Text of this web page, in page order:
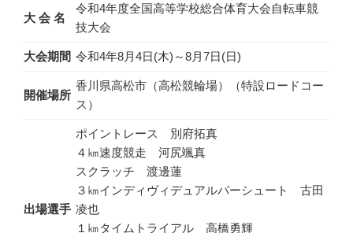
大 会 名
令和4年度全国高等学校総合体育大会自転車競
技大会
大会期間 令和4年8月4日(木)～8月7日(日)
開催場所
香川県高松市（高松競輪場）（特設ロードコー
ス）
出場選手
ポイントレース 別府拓真
４㎞速度競走 河尻颯真
スクラッチ 渡邊蓮
３㎞インディヴィデュアルパーシュート 古田
凌也
１㎞タイムトライアル 高橋勇輝